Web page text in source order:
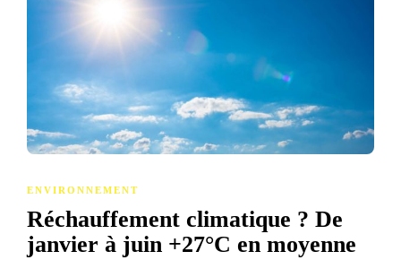
ENVIRONNEMENT
Réchauffement climatique ? De
janvier à juin +27°C en moyenne